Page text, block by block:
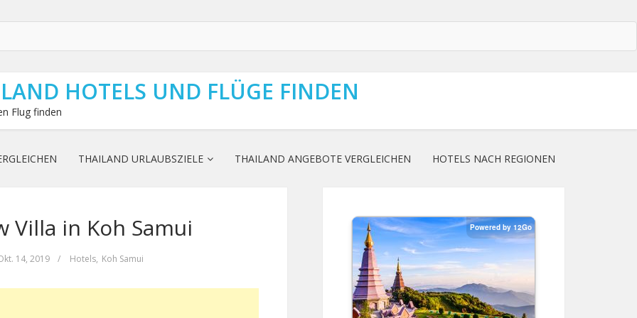
HOTELS UND FLÜGE FINDEN
Flug finden
THAILAND URLAUBSZIELE THAILAND ANGEBOTE VERGLEICHEN HOTELS NACH REGIONEN
Villa in Koh Samui
14, 2019 / Hotels, Koh Samui